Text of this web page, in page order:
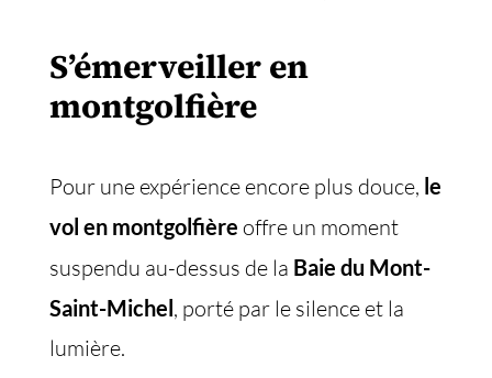
S’émerveiller en
montgolfière
Pour une expérience encore plus douce, le
vol en montgolfière offre un moment
suspendu au-dessus de la Baie du Mont-
Saint-Michel, porté par le silence et la
lumière.